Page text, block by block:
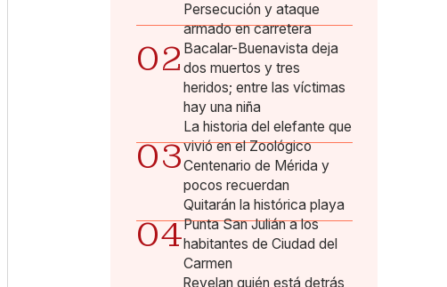
02
Persecución y ataque
armado en carretera
Bacalar-Buenavista deja
dos muertos y tres
heridos; entre las víctimas
hay una niña
03
La historia del elefante que
vivió en el Zoológico
Centenario de Mérida y
pocos recuerdan
04
Quitarán la histórica playa
Punta San Julián a los
habitantes de Ciudad del
Carmen
Revelan quién está detrás